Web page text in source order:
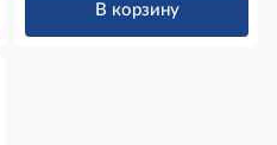
В корзину